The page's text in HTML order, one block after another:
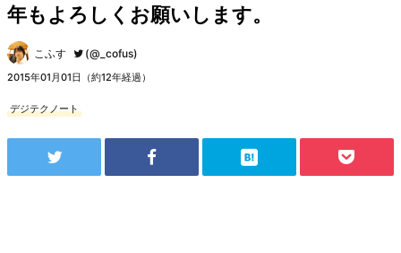
年もよろしくお願いします。
こふす (@_cofus)
2015年01月01日（約12年経過）
デジテクノート